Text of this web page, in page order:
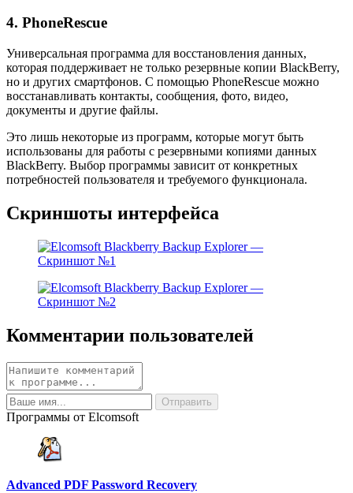
4. PhoneRescue
Универсальная программа для восстановления данных,
которая поддерживает не только резервные копии BlackBerry,
но и других смартфонов. С помощью PhoneRescue можно
восстанавливать контакты, сообщения, фото, видео,
документы и другие файлы.
Это лишь некоторые из программ, которые могут быть
использованы для работы с резервными копиями данных
BlackBerry. Выбор программы зависит от конкретных
потребностей пользователя и требуемого функционала.
Скриншоты интерфейса
Комментарии пользователей
Программы от Elcomsoft
Advanced PDF Password Recovery